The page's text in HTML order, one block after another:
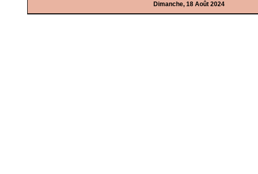
Dimanche, 18 Août 2024